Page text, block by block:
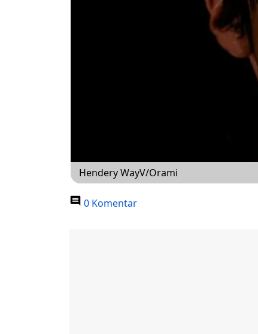
Hendery WayV/Orami
0 Komentar